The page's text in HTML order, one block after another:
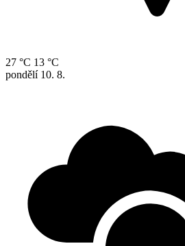
27 °C 13 °C
pondělí 10. 8.